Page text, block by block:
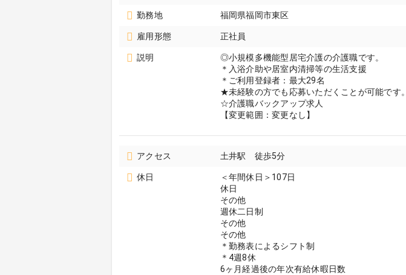
勤務地 福岡県福岡市東区
雇用形態 正社員
説明
◎小規模多機能型居宅介護の介護職です。
＊入浴介助や居室内清掃等の生活支援
＊ご利用登録者：最大29名
★未経験の方でも応募いただくことが可能です。
☆介護職バックアップ求人
【変更範囲：変更なし】
アクセス 土井駅 徒歩5分
休日
＜年間休日＞107日
休日
その他
週休二日制
その他
その他
＊勤務表によるシフト制
＊4週8休
6ヶ月経過後の年次有給休暇日数